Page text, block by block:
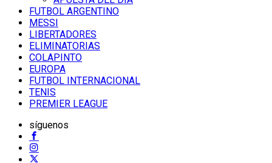
FUTBOL ARGENTINO
MESSI
LIBERTADORES
ELIMINATORIAS
COLAPINTO
EUROPA
FUTBOL INTERNACIONAL
TENIS
PREMIER LEAGUE
síguenos